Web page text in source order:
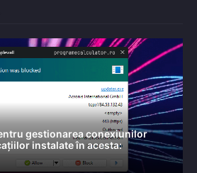
gestionarea conexiunilor
instalate în acesta: